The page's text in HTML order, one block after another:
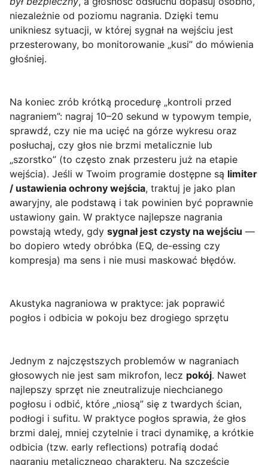
niezależnie od poziomu nagrania. Dzięki temu
unikniesz sytuacji, w której sygnał na wejściu jest
przesterowany, bo monitorowanie „kusi” do mówienia
głośniej.
Na koniec zrób krótką procedurę „kontroli przed
nagraniem”: nagraj 10–20 sekund w typowym tempie,
sprawdź, czy nie ma ucięć na górze wykresu oraz
posłuchaj, czy głos nie brzmi metalicznie lub
„szorstko” (to często znak przesteru już na etapie
wejścia). Jeśli w Twoim programie dostępne są limiter
/ ustawienia ochrony wejścia, traktuj je jako plan
awaryjny, ale podstawą i tak powinien być poprawnie
ustawiony gain. W praktyce najlepsze nagrania
powstają wtedy, gdy sygnał jest czysty na wejściu —
bo dopiero wtedy obróbka (EQ, de-essing czy
kompresja) ma sens i nie musi maskować błędów.
Akustyka nagraniowa w praktyce: jak poprawić
pogłos i odbicia w pokoju bez drogiego sprzętu
Jednym z najczęstszych problemów w nagraniach
głosowych nie jest sam mikrofon, lecz pokój. Nawet
najlepszy sprzęt nie zneutralizuje niechcianego
pogłosu i odbić, które „niosą” się z twardych ścian,
podłogi i sufitu. W praktyce pogłos sprawia, że głos
brzmi dalej, mniej czytelnie i traci dynamikę, a krótkie
odbicia (tzw. early reflections) potrafią dodać
nagraniu metalicznego charakteru. Na szczęście